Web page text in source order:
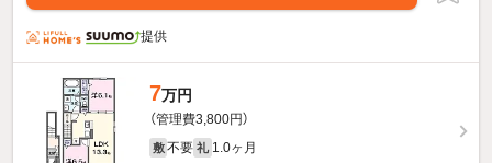
提供
7万円
（管理費3,800円）
敷 不要 礼 1.0ヶ月